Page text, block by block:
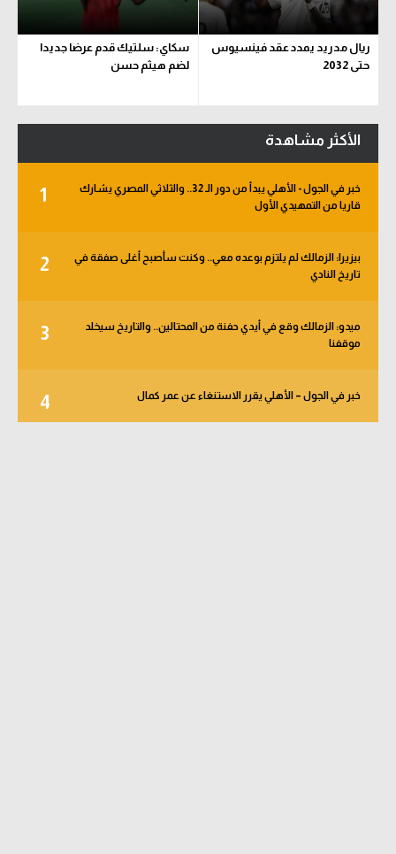
ريال مدريد يمدد عقد فينسيوس
حتى 2032
سكاي: سلتيك قدم عرضا جديدا
لضم هيثم حسن
الأكثر مشاهدة
1
خبر في الجول - الأهلي يبدأ من دور الـ 32.. والثلاثي المصري يشارك
قاريا من التمهيدي الأول
2
بيزيرا: الزمالك لم يلتزم بوعده معي.. وكنت سأصبح أغلى صفقة في
تاريخ النادي
3
ميدو: الزمالك وقع في أيدي حفنة من المحتالين.. والتاريخ سيخلد
موقفنا
4 خبر في الجول – الأهلي يقرر الاستنغاء عن عمر كمال